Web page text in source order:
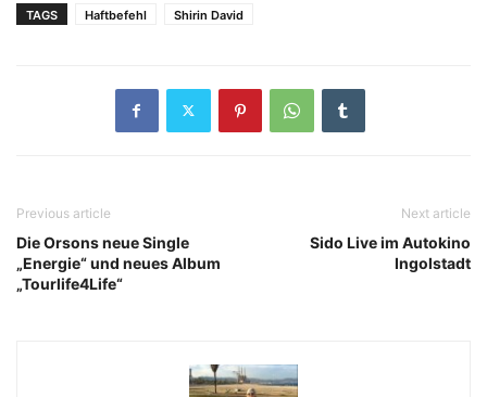
TAGS Haftbefehl Shirin David
Previous article
Die Orsons neue Single
„Energie“ und neues Album
„Tourlife4Life“
Next article
Sido Live im Autokino
Ingolstadt